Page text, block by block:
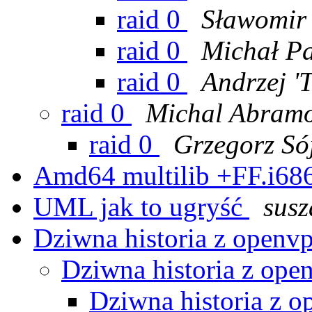
raid 0
raid 0
Michał
raid 0
Andrzej
raid 0
Michal
raid 0
Grzegorz
Amd64 multilib
UML jak to ugryść
Dziwna historia z
Dziwna historia z
Dziwna historia z